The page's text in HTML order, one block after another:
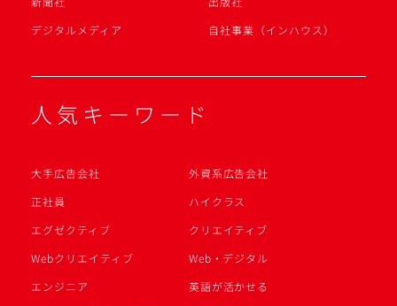
デジタルメディア
自社事業（インハウス）
人気キーワード
大手広告会社
外資系広告会社
正社員
ハイクラス
エグゼクティブ
クリエイティブ
Webクリエイティブ
Web・デジタル
エンジニア
英語が活かせる